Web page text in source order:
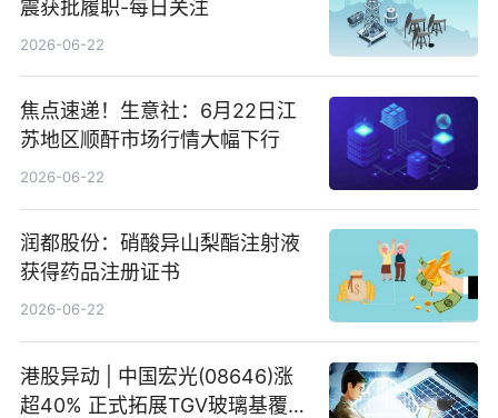
震获批履职-每日关注
2026-06-22
焦点速递！生意社：6月22日江
苏地区顺酐市场行情大幅下行
2026-06-22
润都股份：硝酸异山梨酯注射液
获得药品注册证书
2026-06-22
港股异动 | 中国宏光(08646)涨
超40% 正式拓展TGV玻璃基覆铜